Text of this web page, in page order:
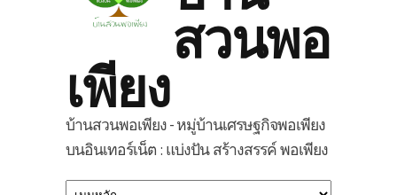
สวนพอ
เพียง
บ้านสวนพอเพียง - หมู่บ้านเศรษฐกิจพอเพียง
บนอินเทอร์เน็ต : แบ่งปัน สร้างสรรค์ พอเพียง